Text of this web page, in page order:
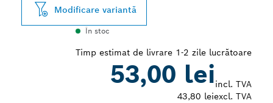
Modificare variantă
În stoc
Timp estimat de livrare 1-2 zile lucrătoare
53,00 leiincl. TVA
43,80 leiexcl. TVA